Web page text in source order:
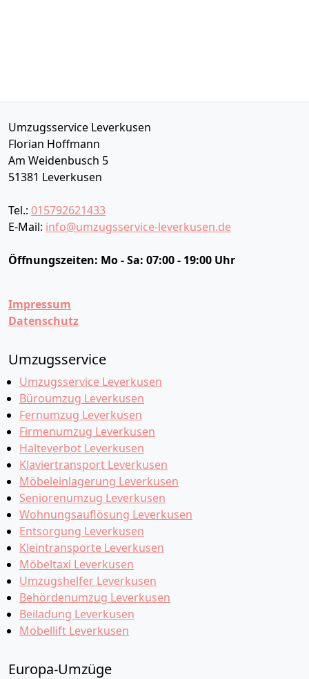
Umzugsservice Leverkusen
Florian Hoffmann
Am Weidenbusch 5
51381 Leverkusen
Tel.: 015792621433
E-Mail: info@umzugsservice-leverkusen.de
Öffnungszeiten: Mo - Sa: 07:00 - 19:00 Uhr
Impressum
Datenschutz
Umzugsservice
Umzugsservice Leverkusen
Büroumzug Leverkusen
Fernumzug Leverkusen
Firmenumzug Leverkusen
Halteverbot Leverkusen
Klaviertransport Leverkusen
Möbeleinlagerung Leverkusen
Seniorenumzug Leverkusen
Wohnungsauflösung Leverkusen
Entsorgung Leverkusen
Kleintransporte Leverkusen
Möbeltaxi Leverkusen
Umzugshelfer Leverkusen
Behördenumzug Leverkusen
Beiladung Leverkusen
Möbellift Leverkusen
Europa-Umzüge